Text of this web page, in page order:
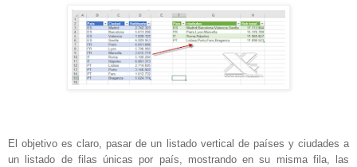
El objetivo es claro, pasar de un listado vertical de países y ciudades a
un listado de filas únicas por país, mostrando en su misma fila, las